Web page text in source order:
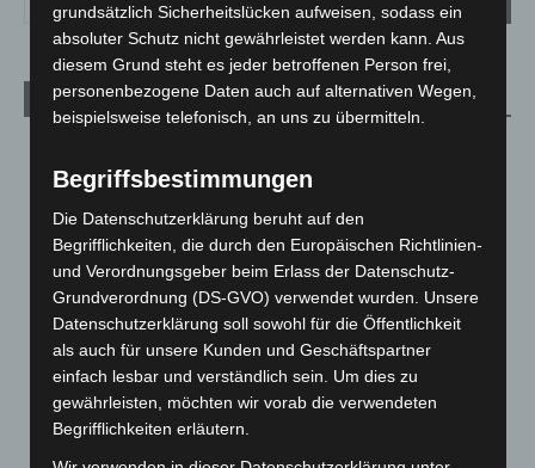
Aktuelle Beiträge
Werke im Jacques’ Wein-Depot Isernhagen
8. August 2026
A2: Zweite Turbobaustelle startet zwischen Hannover-West
und Bothfeld
8. August 2026
Niedersachsen: Feuerwehrkräfte kehren nach
Waldbrandeinsatz aus Spanien zurück
7. August 2026
Hannover: Erste Tigermücken-Population in Niedersachsen
grundsätzlich Sicherheitslücken aufweisen, sodass ein
absoluter Schutz nicht gewährleistet werden kann. Aus
diesem Grund steht es jeder betroffenen Person frei,
personenbezogene Daten auch auf alternativen Wegen,
beispielsweise telefonisch, an uns zu übermitteln.
Begriffsbestimmungen
Die Datenschutzerklärung beruht auf den
Begrifflichkeiten, die durch den Europäischen Richtlinien-
und Verordnungsgeber beim Erlass der Datenschutz-
Grundverordnung (DS-GVO) verwendet wurden. Unsere
Datenschutzerklärung soll sowohl für die Öffentlichkeit
als auch für unsere Kunden und Geschäftspartner
einfach lesbar und verständlich sein. Um dies zu
gewährleisten, möchten wir vorab die verwendeten
Begrifflichkeiten erläutern.